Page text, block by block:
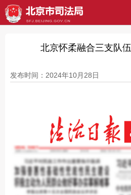
北京怀柔融合三支队
发布时间：2024年10月28日